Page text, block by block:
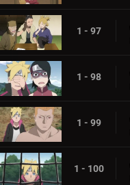
1 - 97
1 - 98
1 - 99
1 - 100